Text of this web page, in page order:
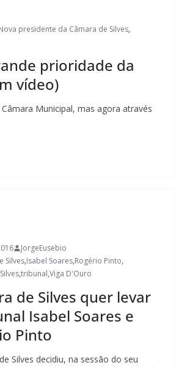
presidente da Câmara de Silves,
prioridade da
vídeo)
Municipal, mas agora através
JorgeEusebio
Silves,Isabel Soares,Rogério Pinto,
Silves,tribunal,Viga D'Ouro
de Silves quer levar
Isabel Soares e
Pinto
Silves decidiu, na sessão do seu